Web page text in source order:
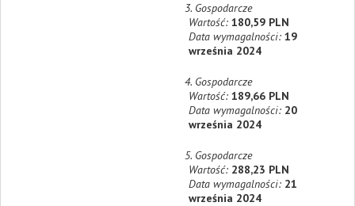
3. Gospodarcze
Wartość:180,59 PLN
Data wymagalności:19
września 2024
4. Gospodarcze
Wartość:189,66 PLN
Data wymagalności: 20
września 2024
5. Gospodarcze
Wartość: 288,23 PLN
Data wymagalności: 21
września 2024